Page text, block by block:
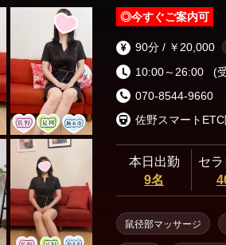
◎今すぐご案内可
90分 / ￥20,000
10:00～26:00
(
070-8544-9660
本日出勤
9名
セラ
鼠径部マッサージ